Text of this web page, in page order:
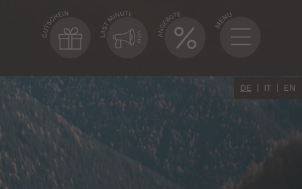
DE IT EN